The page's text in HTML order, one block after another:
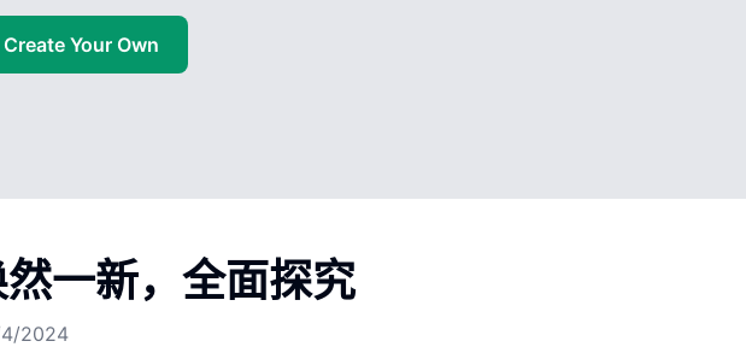
Create Your Own
一新，全面探究
2024